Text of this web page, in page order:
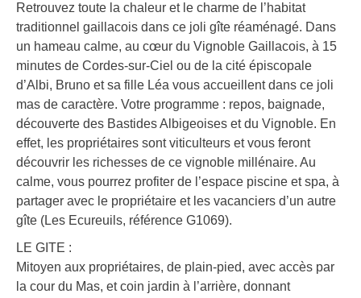
Retrouvez toute la chaleur et le charme de l’habitat
traditionnel gaillacois dans ce joli gîte réaménagé. Dans
un hameau calme, au cœur du Vignoble Gaillacois, à 15
minutes de Cordes-sur-Ciel ou de la cité épiscopale
d’Albi, Bruno et sa fille Léa vous accueillent dans ce joli
mas de caractère. Votre programme : repos, baignade,
découverte des Bastides Albigeoises et du Vignoble. En
effet, les propriétaires sont viticulteurs et vous feront
découvrir les richesses de ce vignoble millénaire. Au
calme, vous pourrez profiter de l’espace piscine et spa, à
partager avec le propriétaire et les vacanciers d’un autre
gîte (Les Ecureuils, référence G1069).
LE GITE :
Mitoyen aux propriétaires, de plain-pied, avec accès par
la cour du Mas, et coin jardin à l’arrière, donnant